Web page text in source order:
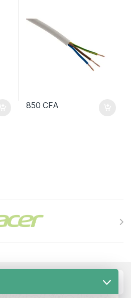
850CFA